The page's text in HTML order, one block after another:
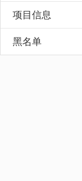
项目信息
黑名单